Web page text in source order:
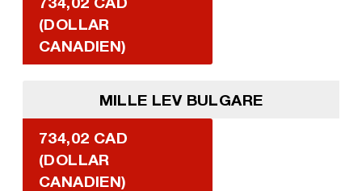
(DOLLAR
CANADIEN)
MILLE LEV BULGARE
734,02 CAD
(DOLLAR
CANADIEN)